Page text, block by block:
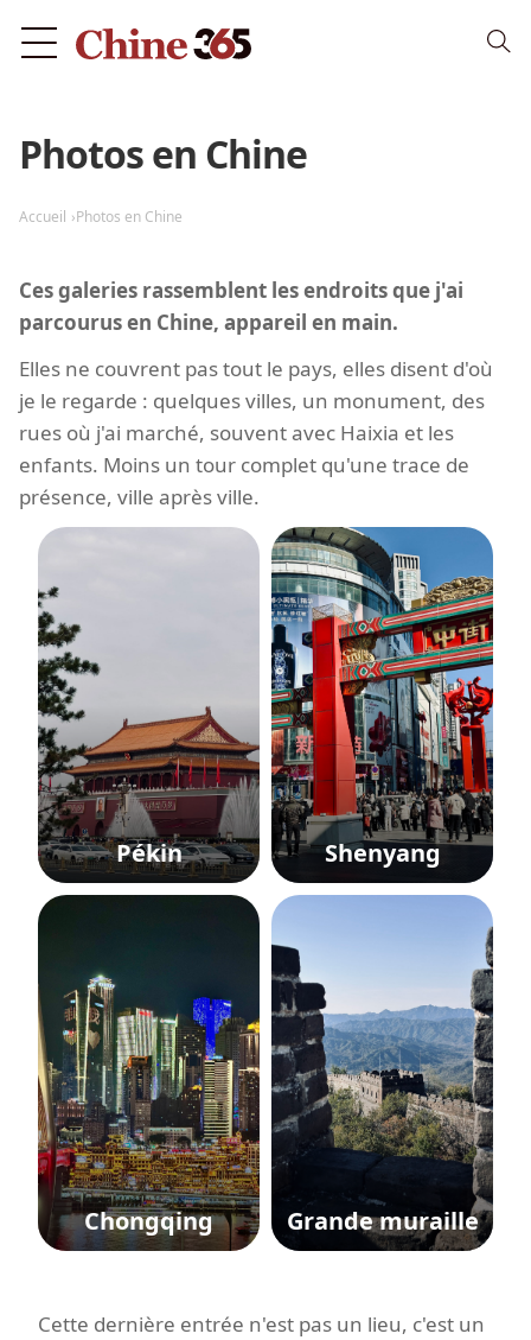
Photos en Chine
Accueil Photos en Chine
Ces galeries rassemblent les endroits que j'ai
parcourus en Chine, appareil en main.
Elles ne couvrent pas tout le pays, elles disent d'où
je le regarde : quelques villes, un monument, des
rues où j'ai marché, souvent avec Haixia et les
enfants. Moins un tour complet qu'une trace de
présence, ville après ville.
Pékin Shenyang
Chongqing Grande muraille
Cette dernière entrée n'est pas un lieu, c'est un